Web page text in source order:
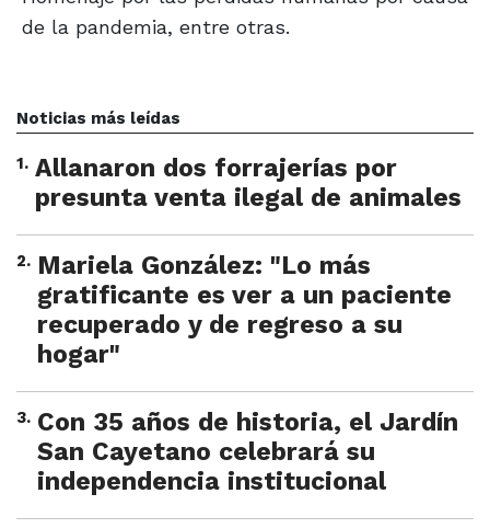
de la pandemia, entre otras.
Noticias más leídas
1. Allanaron dos forrajerías por
presunta venta ilegal de animales
2. Mariela González: "Lo más
gratificante es ver a un paciente
recuperado y de regreso a su
hogar"
3. Con 35 años de historia, el Jardín
San Cayetano celebrará su
independencia institucional